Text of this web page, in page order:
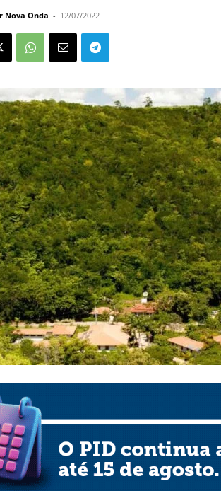
Nova Onda - 12/07/2022